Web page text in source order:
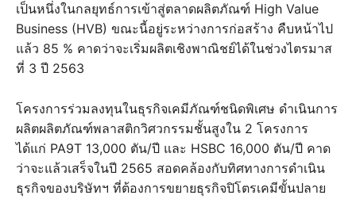
เป็นหนึ่งในกลยุทธ์การเข้าสู่ตลาดผลิตภัณฑ์ High Value
Business (HVB) ขณะนี้อยู่ระหว่างการก่อสร้าง คืบหน้าไป
แล้ว 85 % คาดว่าจะเริ่มผลิตเชิงพาณิชย์ได้ในช่วงไตรมาส
ที่ 3 ปี 2563
โครงการร่วมลงทุนในธุรกิจเคมีภัณฑ์ชนิดพิเศษ ดำเนินการ
ผลิตผลิตภัณฑ์พลาสติกวิศวกรรมชั้นสูงใน 2 โครงการ
ได้แก่ PA9T 13,000 ตัน/ปี และ HSBC 16,000 ตัน/ปี คาด
ว่าจะแล้วเสร็จในปี 2565 สอดคล้องกับทิศทางการดำเนิน
ธุรกิจของบริษัทฯ ที่ต้องการขยายธุรกิจปิโตรเคมีขั้นปลาย